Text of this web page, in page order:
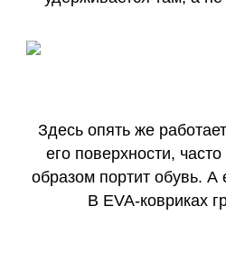
Здесь опять же
его поверхности,
образом портит обувь.
В EVA-ковриках